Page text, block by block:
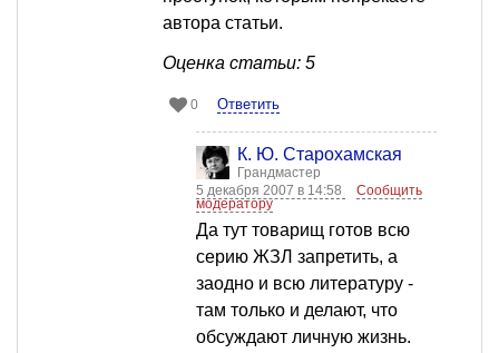
автора статьи.
Оценка статьи: 5
0 Ответить
К. Ю. Старохамская
Грандмастер
5 декабря 2007 в 14:58
Сообщить
модератору
Да тут товарищ готов всю
серию ЖЗЛ запретить, а
заодно и всю литературу -
там только и делают, что
обсуждают личную жизнь.